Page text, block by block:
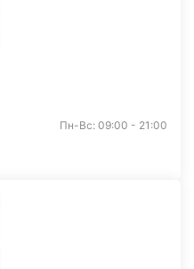
Пн-Вс: 09:00 - 21:00